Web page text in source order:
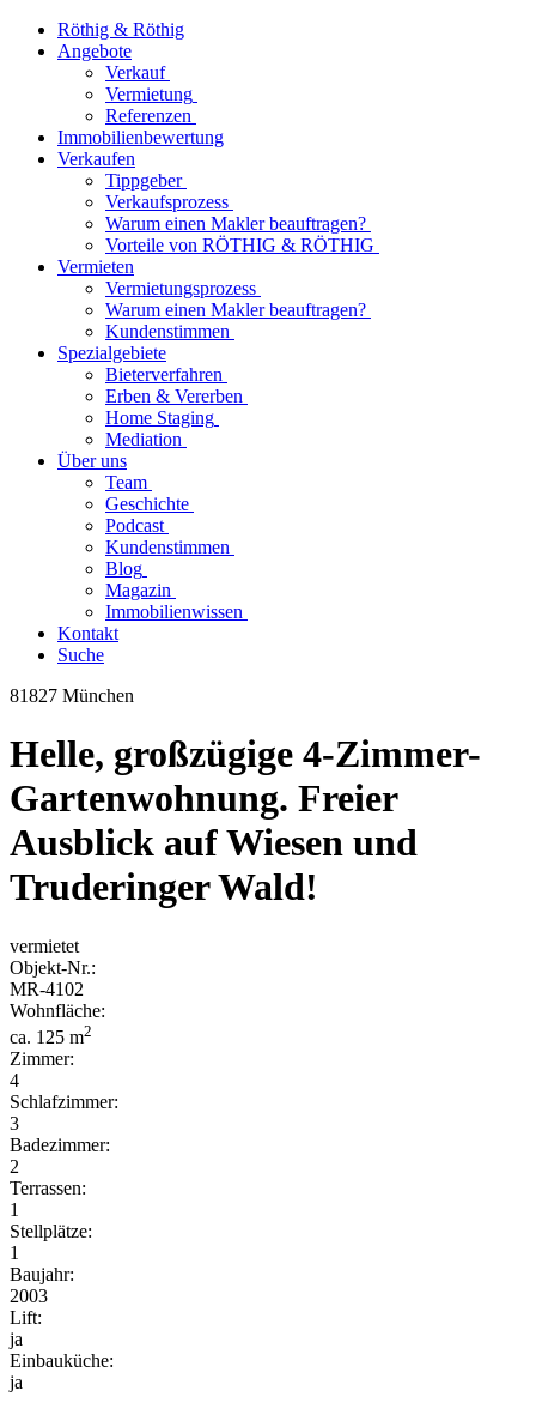
Röthig & Röthig
Angebote
Verkauf
Vermietung
Referenzen
Immobilienbewertung
Verkaufen
Tippgeber
Verkaufsprozess
Warum einen Makler beauftragen?
Vorteile von RÖTHIG & RÖTHIG
Vermieten
Vermietungsprozess
Warum einen Makler beauftragen?
Kundenstimmen
Spezialgebiete
Bieterverfahren
Erben & Vererben
Home Staging
Mediation
Über uns
Team
Geschichte
Podcast
Kundenstimmen
Blog
Magazin
Immobilienwissen
Kontakt
Suche
81827 München
Helle, großzügige 4-Zimmer-
Gartenwohnung. Freier
Ausblick auf Wiesen und
Truderinger Wald!
vermietet
Objekt-Nr.:
MR-4102
Wohnfläche:
ca. 125 m2
Zimmer:
4
Schlafzimmer:
3
Badezimmer:
2
Terrassen:
1
Stellplätze:
1
Baujahr:
2003
Lift:
ja
Einbauküche:
ja